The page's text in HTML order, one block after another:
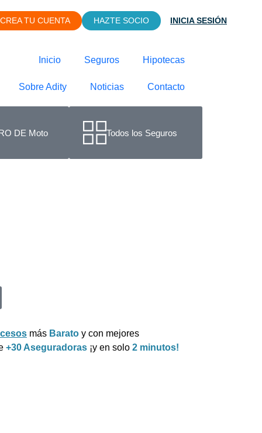
CREA TU CUENTA HAZTE SOCIO INICIA SESIÓN
Inicio Seguros Hipotecas
Sobre Adity Noticias Contacto
DE Moto Todos los Seguros
más Barato y con mejores
+30 Aseguradoras ¡y en solo 2 minutos!